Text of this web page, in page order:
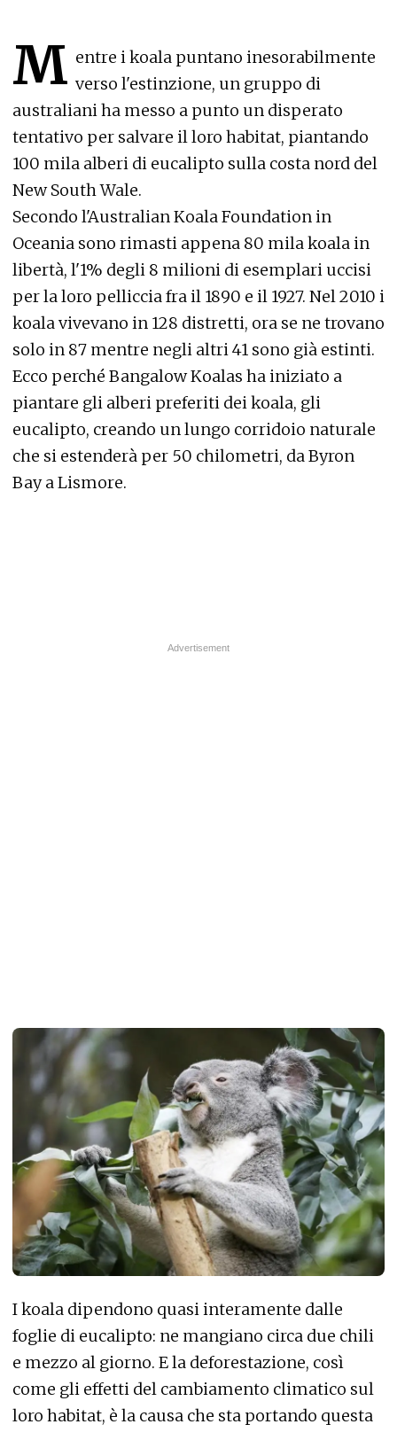
M entre i koala puntano inesorabilmente
verso l'estinzione, un gruppo di
australiani ha messo a punto un disperato
tentativo per salvare il loro habitat, piantando
100 mila alberi di eucalipto sulla costa nord del
New South Wale.
Secondo l'Australian Koala Foundation in
Oceania sono rimasti appena 80 mila koalain
libertà, l'1% degli 8 milioni di esemplari uccisi
per la loro pelliccia fra il 1890 e il 1927. Nel 2010 i
koala vivevano in 128 distretti, ora se ne trovano
solo in 87 mentre negli altri 41 sono già estinti.
Ecco perché Bangalow Koalas ha iniziato a
piantare gli alberi preferiti dei koala, gli
eucalipto, creando un lungo corridoio naturale
che si estenderà per 50 chilometri, da Byron
Bay a Lismore.
I koala dipendono quasi interamente dalle
foglie di eucalipto: ne mangiano circa due chili
e mezzo al giorno. E la deforestazione, così
come gli effetti del cambiamento climatico sul
loro habitat, è la causa che sta portando questa